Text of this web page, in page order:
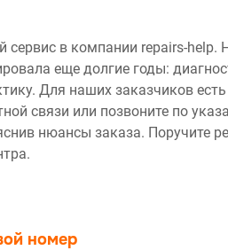
сервис в компании repairs-help.
еще долгие годы:
Для наших заказчиков есть
связи или позвоните по
нюансы заказа. Поручите
номер